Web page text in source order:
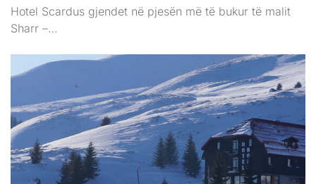
Hotel Scardus gjendet në pjesën më të bukur të malit
Sharr –…